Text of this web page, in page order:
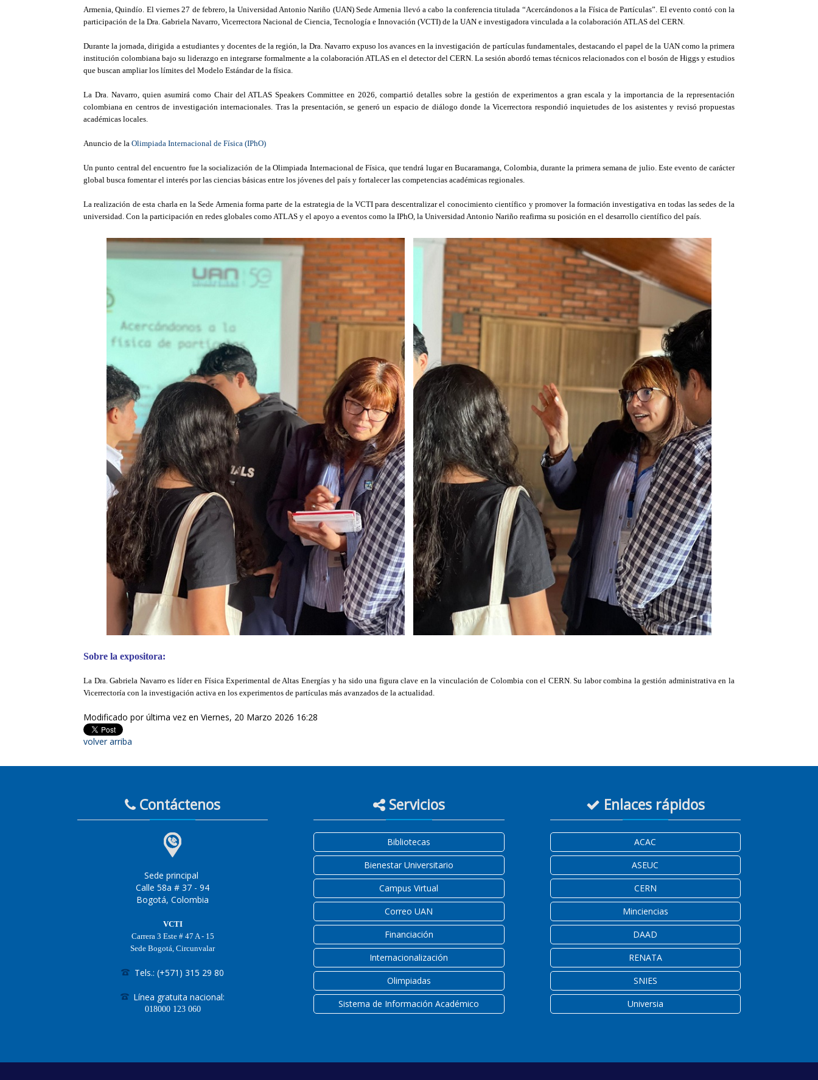
Armenia, Quindío. El viernes 27 de febrero, la Universidad Antonio Nariño (UAN) Sede Armenia llevó a cabo la conferencia titulada “Acercándonos a la Física de Partículas”. El evento contó con la
participación de la Dra. Gabriela Navarro, Vicerrectora Nacional de Ciencia, Tecnología e Innovación (VCTI) de la UAN e investigadora vinculada a la colaboración ATLAS del CERN.
Durante la jornada, dirigida a estudiantes y docentes de la región, la Dra. Navarro expuso los avances en la investigación de partículas fundamentales, destacando el papel de la UAN como la primera
institución colombiana bajo su liderazgo en integrarse formalmente a la colaboración ATLAS en el detector del CERN. La sesión abordó temas técnicos relacionados con el bosón de Higgs y estudios
que buscan ampliar los límites del Modelo Estándar de la física.
La Dra. Navarro, quien asumirá como Chair del ATLAS Speakers Committee en 2026, compartió detalles sobre la gestión de experimentos a gran escala y la importancia de la representación
colombiana en centros de investigación internacionales. Tras la presentación, se generó un espacio de diálogo donde la Vicerrectora respondió inquietudes de los asistentes y revisó propuestas
académicas locales.
Anuncio de la Olimpiada Internacional de Física (IPhO)
Un punto central del encuentro fue la socialización de la Olimpiada Internacional de Física, que tendrá lugar en Bucaramanga, Colombia, durante la primera semana de julio. Este evento de carácter
global busca fomentar el interés por las ciencias básicas entre los jóvenes del país y fortalecer las competencias académicas regionales.
La realización de esta charla en la Sede Armenia forma parte de la estrategia de la VCTI para descentralizar el conocimiento científico y promover la formación investigativa en todas las sedes de la
universidad. Con la participación en redes globales como ATLAS y el apoyo a eventos como la IPhO, la Universidad Antonio Nariño reafirma su posición en el desarrollo científico del país.
Sobre la expositora:
La Dra. Gabriela Navarro es líder en Física Experimental de Altas Energías y ha sido una figura clave en la vinculación de Colombia con el CERN. Su labor combina la gestión administrativa en la
Vicerrectoría con la investigación activa en los experimentos de partículas más avanzados de la actualidad.
Modificado por última vez en Viernes, 20 Marzo 2026 16:28
volver arriba
Contáctenos
Sede principal
Calle 58a # 37 - 94
Bogotá, Colombia
VCTI
Carrera 3 Este # 47 A - 15
Sede Bogotá, Circunvalar
Tels.: (+571) 315 29 80
Línea gratuita nacional:
018000 123 060
Servicios
Bibliotecas
Bienestar Universitario
Campus Virtual
Correo UAN
Financiación
Internacionalización
Olimpiadas
Sistema de Información Académico
Enlaces rápidos
ACAC
ASEUC
CERN
Minciencias
DAAD
RENATA
SNIES
Universia